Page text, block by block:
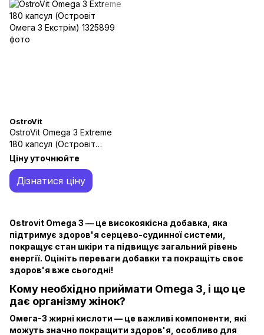
OstroVit
OstroVit Omega 3 Extreme
180 капсул (Островіт
Омега 3 Екстрім)
Ціну уточнюйте
Дізнатися ціну
Ostrovit Omega 3 — це високоякісна добавка, яка
підтримує здоров'я серцево-судинної системи,
покращує стан шкіри та підвищує загальний рівень
енергії. Оцініть переваги добавки та покращіть своє
здоров'я вже сьогодні!
Кому необхідно приймати Omega 3, і що це
дає організму жінок?
Омега-3 жирні кислоти — це важливі компоненти, які
можуть значно покращити здоров'я, особливо для